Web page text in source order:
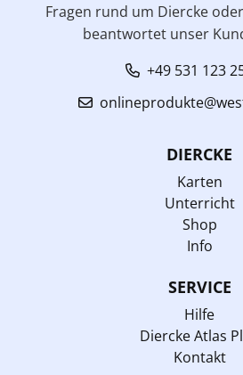
Fragen rund um Diercke
beantwortet unser
+49 531 123
DIERCKE
Karten
Unterricht
Shop
Info
SERVICE
Hilfe
Diercke Atlas
Kontakt